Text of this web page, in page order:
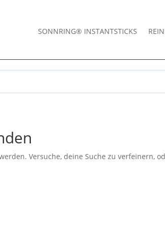
SONNRING® INSTANTSTICKS
Versuche, deine Suche zu verfeinern,